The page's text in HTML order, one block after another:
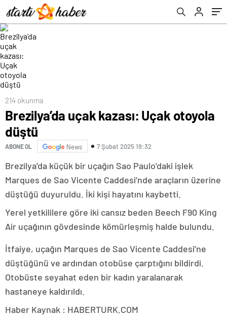
214 okunma
Brezilya’da uçak kazası: Uçak otoyola
düştü
ABONE OL News 7 Şubat 2025 19:32
Brezilya’da küçük bir uçağın Sao Paulo’daki işlek
Marques de Sao Vicente Caddesi’nde araçların üzerine
düştüğü duyuruldu. İki kişi hayatını kaybetti.
Yerel yetkililere göre iki cansız beden Beech F90 King
Air uçağının gövdesinde kömürleşmiş halde bulundu.
İtfaiye, uçağın Marques de Sao Vicente Caddesi’ne
düştüğünü ve ardından otobüse çarptığını bildirdi.
Otobüste seyahat eden bir kadın yaralanarak
hastaneye kaldırıldı.
Haber Kaynak : HABERTURK.COM